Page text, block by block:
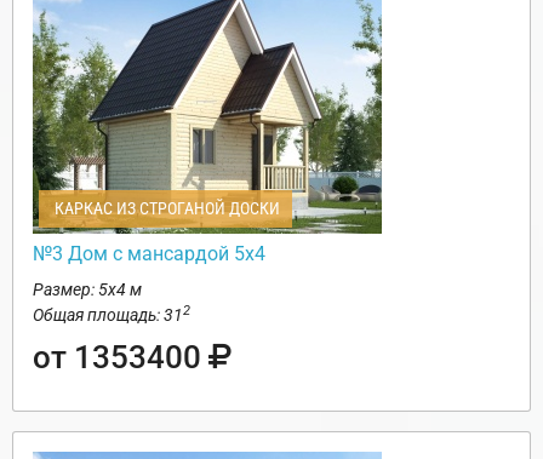
КАРКАС ИЗ СТРОГАНОЙ ДОСКИ
№3 Дом с мансардой 5х4
Размер: 5х4 м
Общая площадь: 312
от 1353400